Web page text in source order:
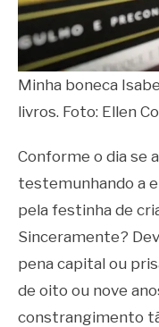
Minha boneca
livros. Foto: Ellen
Conforme o dia se
testemunhando a
pela festinha de
Sinceramente?
pena capital ou
de oito ou nove
constrangimento